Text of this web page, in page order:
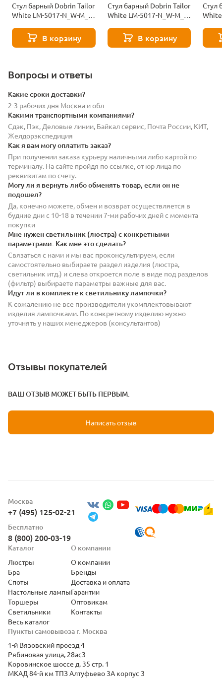
Стул барный Dobrin Tailor
White LM-5017-N_W-M_V-
В корзину
Стул барный Dobrin Tailor
White LM-5017-N_W-M_V-
В корзину
Стул
Вопросы и ответы
Какие сроки доставки?
2-3 рабочих дня Москва и обл
Какими транспортными компаниями?
Сдэк, Пэк, Деловые линии, Байкал сервис, Почта России, КИТ,
Желдорэкспедиция
Как я вам могу оплатить заказ?
При получении заказа курьеру наличными либо картой по
терминалу. На сайте пройдя по ссылке, от юр лица по
реквизитам по счету.
Могу ли я вернуть либо обменять товар, если он не
подошел?
Да, конечно можете, обмен и возврат осуществляется в
будние дни с 10-18 в течении 7-ми рабочих дней с момента
покупки
Мне нужен светильник (люстра) с конкретными
параметрами. Как мне это сделать?
Связаться с нами и мы вас проконсультируем, если
самостоятельно выбираете раздел изделия (люстра,
светильник итд.) и слева откроется поле в виде под разделов
(фильтр) выбираете параметры важные для вас.
Идут ли в комплекте к светильнику лампочки?
К сожалению не все производители укомплектовывают
изделия лампочками. По конкретному изделию нужно
уточнять у наших менеджеров (консультантов)
Отзывы покупателей
ВАШ ОТЗЫВ МОЖЕТ БЫТЬ ПЕРВЫМ.
Написать отзыв
Москва
+7 (495) 125-02-21
Бесплатно
8 (800) 200-03-19
Пункты самовывоза г. Москва
1-й Вязовский проезд 4
Рябиновая улица, 28ас3
Коровинское шоссе д. 35 стр. 1
МКАД 84-й км ТПЗ Алтуфьево 3А корпус 3
Каталог
Люстры
Бра
Споты
Настольные лампы
Торшеры
Светильники
Весь каталог
О компании
О компании
Бренды
Доставка и оплата
Гарантии
Оптовикам
Контакты